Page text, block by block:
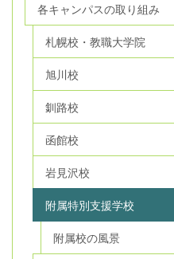
各キャンパスの取り組み
札幌校・教職大学院
旭川校
釧路校
函館校
岩見沢校
附属特別支援学校
附属校の風景